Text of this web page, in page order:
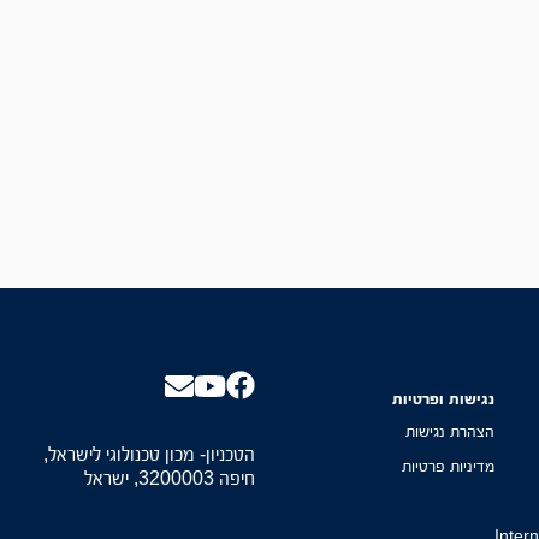
נגישות ופרטיות
הצהרת נגישות
מדיניות פרטיות
הטכניון- מכון טכנולוגי לישראל,
חיפה 3200003, ישראל